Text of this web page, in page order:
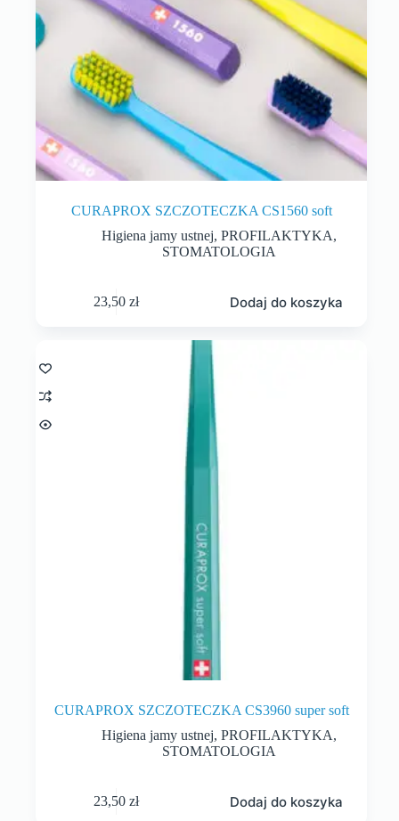
CURAPROX SZCZOTECZKA CS1560 soft
Higiena jamy ustnej,PROFILAKTYKA,
STOMATOLOGIA
23,50zł Dodaj do koszyka
CURAPROX SZCZOTECZKA CS3960 super soft
Higiena jamy ustnej,PROFILAKTYKA,
STOMATOLOGIA
23,50zł Dodaj do koszyka